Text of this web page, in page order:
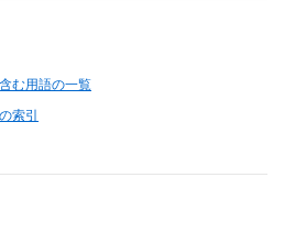
む用語の一覧
索引